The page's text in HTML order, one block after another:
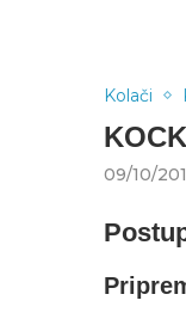
Kolači
09/10/